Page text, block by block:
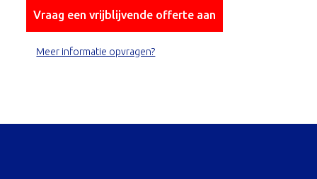
Vraag een vrijblijvende offerte aan
Meer informatie opvragen?